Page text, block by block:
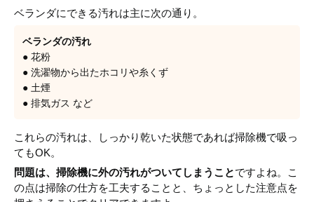
ベランダにできる汚れは主に次の通り。
ベランダの汚れ
● 花粉
● 洗濯物から出たホコリや糸くず
● 土煙
● 排気ガス など
これらの汚れは、しっかり乾いた状態であれば掃除機で吸っ
てもOK。
問題は、掃除機に外の汚れがついてしまうことですよね。こ
の点は掃除の仕方を工夫することと、ちょっとした注意点を